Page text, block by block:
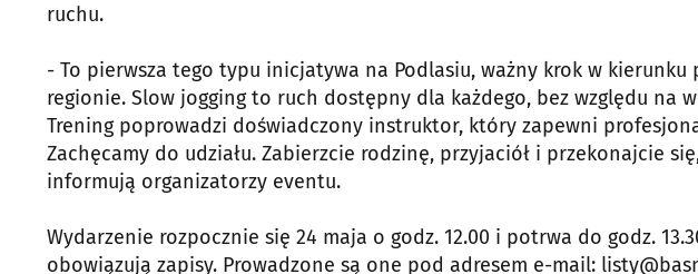
ruchu.
- To pierwsza tego typu inicjatywa na Podlasiu, ważny krok w
regionie. Slow jogging to ruch dostępny dla każdego, bez względu na
Trening poprowadzi doświadczony instruktor, który zapewni
Zachęcamy do udziału. Zabierzcie rodzinę, przyjaciół i przekonajcie
informują organizatorzy eventu.
Wydarzenie rozpocznie się 24 maja o godz. 12.00 i potrwa do godz.
obowiązują zapisy. Prowadzone są one pod adresem e-mail: